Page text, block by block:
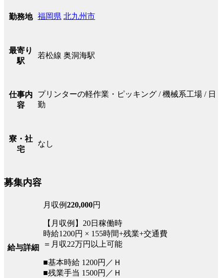
勤務地 福岡県 北九州市
最寄り
駅
若松線 奥洞海駅
仕事内
容
プリンターの軽作業・ピッキング / 機械系工場 / 日
勤
寮・社
宅
なし
募集内容
給与詳細
月収例220,000円
【月収例】20日稼働時
時給1200円 × 155時間+残業+交通費
＝月収22万円以上可能
■基本時給 1200円／Ｈ
■残業手当 1500円／Ｈ